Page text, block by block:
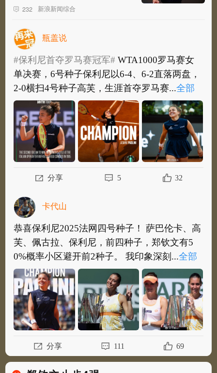
232 新浪新闻综合
瓶盖说
#保利尼首夺罗马赛冠军# WTA1000罗马赛女
单决赛，6号种子保利尼以6-4、6-2直落两盘，
2-0横扫4号种子高芙，生涯首夺罗马赛...全部
#保利尼首夺罗马赛冠军#WTA1000罗马赛女
单决赛，6号种子保利尼以6-4、6-2直落两盘，
2-0横扫4号种子高芙，生涯首夺罗马赛女...全
部
分享 5 32
卡代山
恭喜保利尼2025法网四号种子！ 萨巴伦卡、高
芙、佩古拉、保利尼，前四种子，郑钦文有5
0%概率小区避开前2种子。 我印象深刻...全部
恭喜保利尼2025法网四号种子！ 萨巴伦卡、高
芙、佩古拉、保利尼，前四种子，郑钦文有5
0%概率小区避开前2种子。 我印象深刻的...全
部
分享 111 69